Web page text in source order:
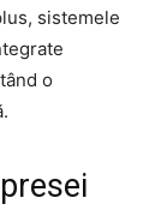
sistemele
o